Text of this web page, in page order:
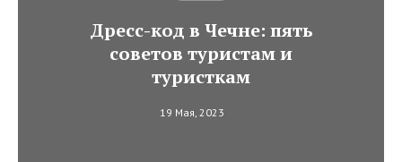
Дресс-код в Чечне: пять
советов туристам и
туристкам
19 Мая, 2023